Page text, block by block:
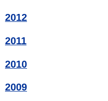
2012
2011
2010
2009